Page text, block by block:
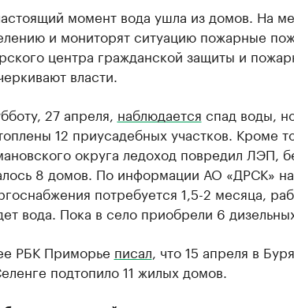
момент вода ушла из домов. На
и мониторят ситуацию пожарные
центра гражданской защиты и
власти.
27 апреля, наблюдается спад воды,
12 приусадебных участков. Кроме
округа ледоход повредил ЛЭП,
8 домов. По информации АО «ДРСК»
потребуется 1,5-2 месяца,
вода. Пока в село приобрели 6
РБК Приморье писал , что 15 апреля в
подтопило 11 жилых домов.